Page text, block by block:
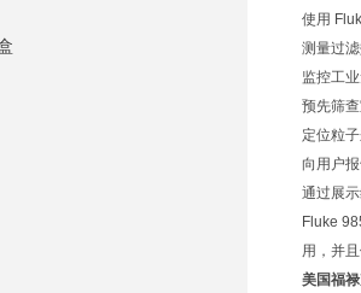
使用
测量过
监控工
预先筛
定位粒
向用户
通过展
Fluke
用，并
美国福